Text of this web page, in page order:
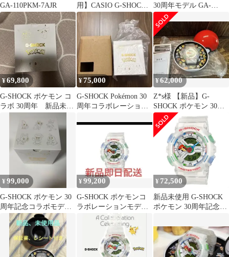
GA-110PKM-7AJR
用】CASIO G-SHOCK
ポケモンGA-110PKM
30周年モデル GA-
110PKM-7A
¥69,800
G-SHOCK ポケモン コ
ラボ 30周年 新品未開
¥75,000
G-SHOCK Pokémon 30
周年コラボレーション
¥62,000
Z*s様 【新品】G-
SHOCK ポケモン 30周
年 GA-110PKM-7AJ
¥99,000
G-SHOCK ポケモン 30
周年記念コラボモデ
ル GA-110PKM-7AJR
¥99,200
G-SHOCK ポケモンコ
ラボレーションモデル
GA-110PKM-7AJR
¥ 72,500
新品未使用 G-SHOCK
ポケモン 30周年記念